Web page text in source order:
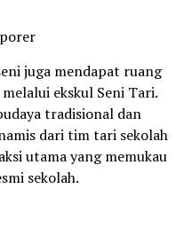
juga mendapat ruang
ekskul Seni Tari.
tradisional dan
dari tim tari sekolah
utama yang memukau
sekolah.